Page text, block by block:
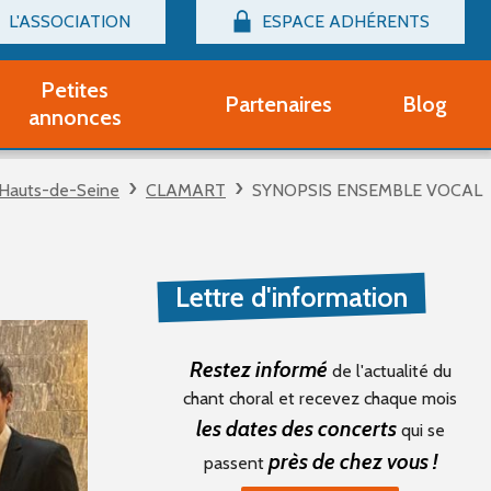
L'ASSOCIATION
Billetterie
adhérent Groupe Vocal
adhérent Partenaire
un compte Découverte
ESPACE ADHÉRENTS
Connexion
Petites
annonces
d'occasion
Partenaires Blog
Hauts-de-Seine CLAMART SYNOPSIS ENSEMBLE VOCAL
Lettre d'information
Restez informé de l'actualité du
chant choral et recevez chaque mois
les dates des concertsqui se
passent près de chez vous !